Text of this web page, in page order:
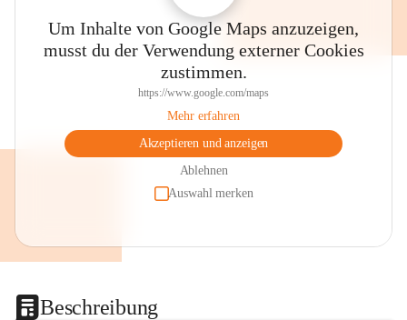
Um Inhalte von Google Maps anzuzeigen,
musst du der Verwendung externer Cookies
zustimmen.
https://www.google.com/maps
Mehr erfahren
Akzeptieren und anzeigen
Ablehnen
Auswahl merken
Beschreibung